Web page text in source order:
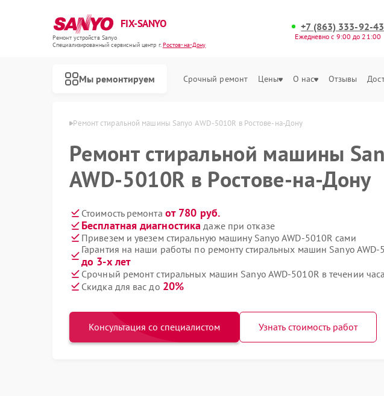
FIX-SANYO
Ремонт устройств Sanyo
Специализированный cервисный центр г.Ростов-на-Дону
+7 (863) 333-92-43
Ежедневно с 9:00 до 21:00
Мы ремонтируем Срочный ремонт Цены О нас Отзывы
в Ростове-на-Дону Ремонт стиральной машины Sanyo AWD-5010R в Ростове-на-Дону
Ремонт стиральной машины
AWD-5010R в Ростове-на-Дону
Стоимость ремонта от 780 руб.
Бесплатная диагностика даже при отказе
Привезем и увезем стиральную машину Sanyo AWD-5010R сами
Гарантия на наши работы по ремонту стиральных машин Sanyo AWD-
до 3-х лет
Срочный ремонт стиральных машин Sanyo AWD-5010R в течении часа
Скидка для вас до 20%
Консультация со специалистом Узнать стоимость работ